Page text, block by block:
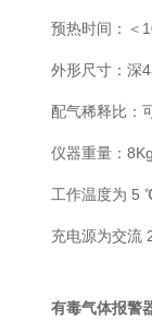
预热时间：＜
外形尺寸：深
配气稀释比：
仪器重量：
工作温度为 5
充电源为交流
有毒气体报警